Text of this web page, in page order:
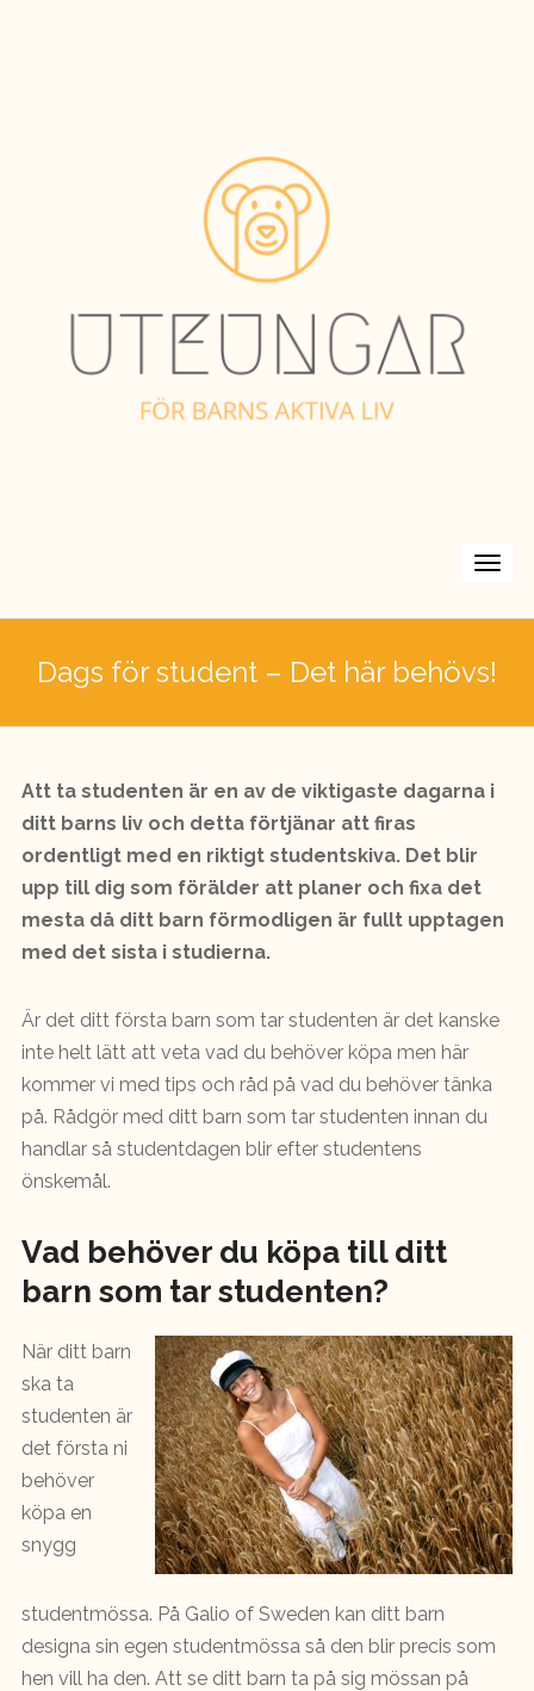
Dags för student – Det här behövs!
Att ta studenten är en av de viktigaste dagarna i
ditt barns liv och detta förtjänar att firas
ordentligt med en riktigt studentskiva. Det blir
upp till dig som förälder att planer och fixa det
mesta då ditt barn förmodligen är fullt upptagen
med det sista i studierna.
Är det ditt första barn som tar studenten är det kanske
inte helt lätt att veta vad du behöver köpa men här
kommer vi med tips och råd på vad du behöver tänka
på. Rådgör med ditt barn som tar studenten innan du
handlar så studentdagen blir efter studentens
önskemål.
Vad behöver du köpa till ditt
barn som tar studenten?
När ditt barn
ska ta
studenten är
det första ni
behöver
köpa en
snygg
studentmössa. På Galio of Sweden kan ditt barn
designa sin egen studentmössa så den blir precis som
hen vill ha den. Att se ditt barn ta på sig mössan på